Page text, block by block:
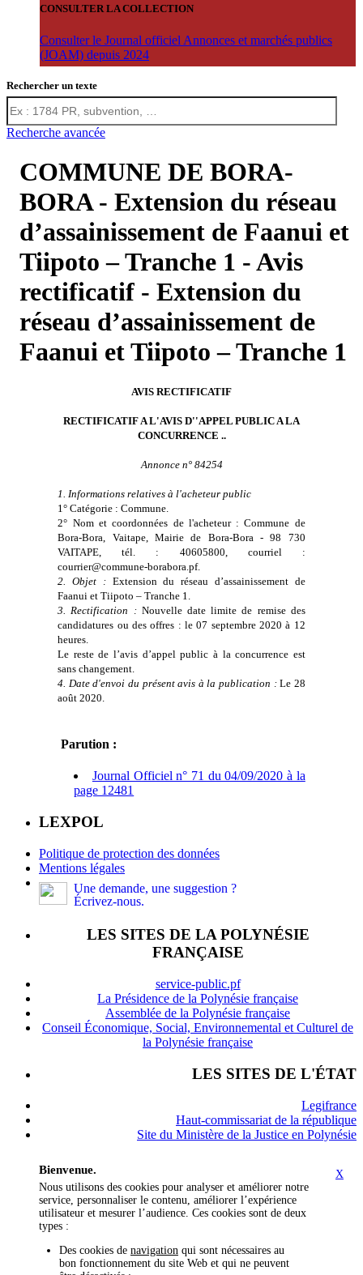
CONSULTER LA COLLECTION
Consulter le Journal officiel Annonces et marchés publics
(JOAM) depuis 2024
Rechercher un texte
Recherche avancée
COMMUNE DE BORA-
BORA - Extension du réseau
d’assainissement de Faanui et
Tiipoto – Tranche 1 - Avis
rectificatif - Extension du
réseau d’assainissement de
Faanui et Tiipoto – Tranche 1
AVIS RECTIFICATIF
RECTIFICATIF A L'AVIS D''APPEL PUBLIC A LA
CONCURRENCE ..
Annonce n° 84254
1. Informations relatives à l'acheteur public
1° Catégorie : Commune.
2° Nom et coordonnées de l'acheteur : Commune de
Bora-Bora, Vaitape, Mairie de Bora-Bora - 98 730
VAITAPE, tél. : 40605800, courriel :
courrier@commune-borabora.pf.
2. Objet :Extension du réseau d’assainissement de
Faanui et Tiipoto – Tranche 1.
3. Rectification :Nouvelle date limite de remise des
candidatures ou des offres : le 07 septembre 2020 à 12
heures.
Le reste de l’avis d’appel public à la concurrence est
sans changement.
4. Date d'envoi du présent avis à la publication :Le 28
août 2020.
Parution :
Journal Officiel n° 71 du 04/09/2020 à la
page 12481
LEXPOL
Politique de protection des données
Mentions légales
Une demande, une suggestion ?
Écrivez-nous.
LES SITES DE LA POLYNÉSIE
FRANÇAISE
service-public.pf
La Présidence de la Polynésie française
Assemblée de la Polynésie française
Conseil Économique, Social, Environnemental et Culturel de
la Polynésie française
LES SITES DE L'ÉTAT
Legifrance
Haut-commissariat de la république
Site du Ministère de la Justice en Polynésie
X
Bienvenue.
Nous utilisons des cookies pour analyser et améliorer notre
service, personnaliser le contenu, améliorer l’expérience
utilisateur et mesurer l’audience. Ces cookies sont de deux
types :
Des cookies de navigation qui sont nécessaires au
bon fonctionnement du site Web et qui ne peuvent